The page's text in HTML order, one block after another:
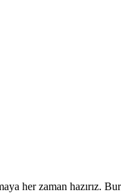
her zaman hazırız.